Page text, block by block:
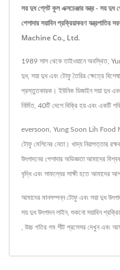
সয় দুধ প্লেট কুল এক্সচেঞ্জার যন্ত্র - সয় দুধ
পেশাদার সয়াবিন প্রক্রিয়াকরণ
Machine Co., Ltd.
1989 সাল থেকে তাইওয়ানে
দুধ, সয়া দুধ এবং টোফু তৈরির ক্ষেত্রে
প্রস্তুতকারক। ইউনিক ডিজাইন সয়া দুধ
নির্মিত, 40টি দেশে বিক্রি হয় এবং একটি
eversoon, Yung Soon Lih Food
টোফু মেশিনের নেতা। খাদ্য নিরাপত্তার
উৎপাদনের পেশাদার অভিজ্ঞতা আমাদের
বৃদ্ধি এবং সাফল্যের সাক্ষী হতে আমাদের
আমাদের মানসম্পন্ন টোফু এবং সয়া দুধ
সয় দুধ উৎপাদন লাইন, শুকনো সয়াবিন
উচ্চ গতির গম শীট প্রসেসর দেখুন এবং